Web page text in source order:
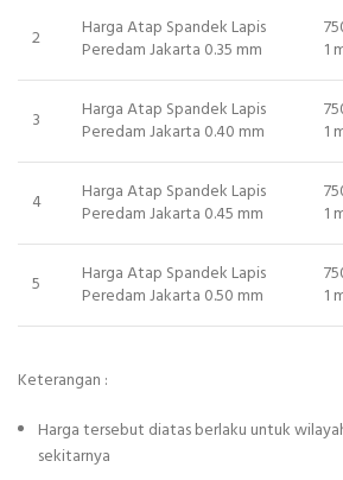
2
Harga Atap Spandek Lapis
Peredam Jakarta 0.35 mm
1
3
Harga Atap Spandek Lapis
Peredam Jakarta 0.40 mm
1
4
Harga Atap Spandek Lapis
Peredam Jakarta 0.45 mm
1
5
Harga Atap Spandek Lapis
Peredam Jakarta 0.50 mm
1
Keterangan :
Harga tersebut diatas berlaku untuk
sekitarnya